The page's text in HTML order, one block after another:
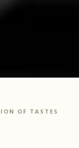
OF TASTES